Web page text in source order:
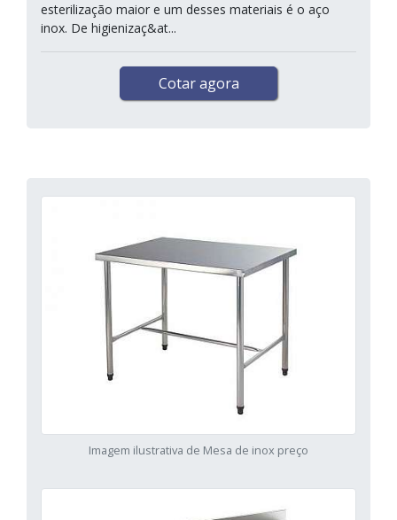
esterilização maior e um desses materiais é o aço
inox. De higienizaç&at...
Cotar agora
Imagem ilustrativa de Mesa de inox preço